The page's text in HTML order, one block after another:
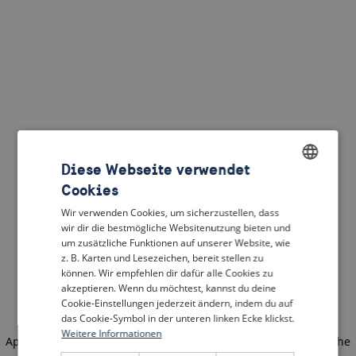
Application error: a client-side exception has occurred
(see the
DUTCH
FRENCH
GERMAN
Diese Webseite verwendet
Cookies
Wir verwenden Cookies, um sicherzustellen, dass
wir dir die bestmögliche Websitenutzung bieten und
um zusätzliche Funktionen auf unserer Website, wie
z. B. Karten und Lesezeichen, bereit stellen zu
können. Wir empfehlen dir dafür alle Cookies zu
akzeptieren. Wenn du möchtest, kannst du deine
Cookie-Einstellungen jederzeit ändern, indem du auf
das Cookie-Symbol in der unteren linken Ecke klickst.
Weitere Informationen